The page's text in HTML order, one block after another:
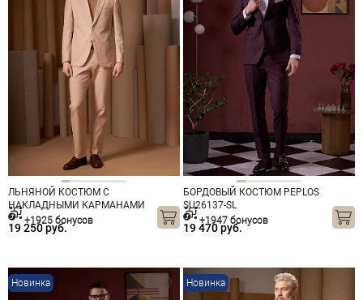
ЛЬНЯНОЙ КОСТЮМ С
НАКЛАДНЫМИ КАРМАНАМИ
PEPLOS SU26801-R БЕЖЕВЫЙ
19 250 руб.
+1925 бонусов
БОРДОВЫЙ КОСТЮМ PEPLOS
SU26137-SL
19 470 руб.
+1947 бонусов
Новинка Новинка